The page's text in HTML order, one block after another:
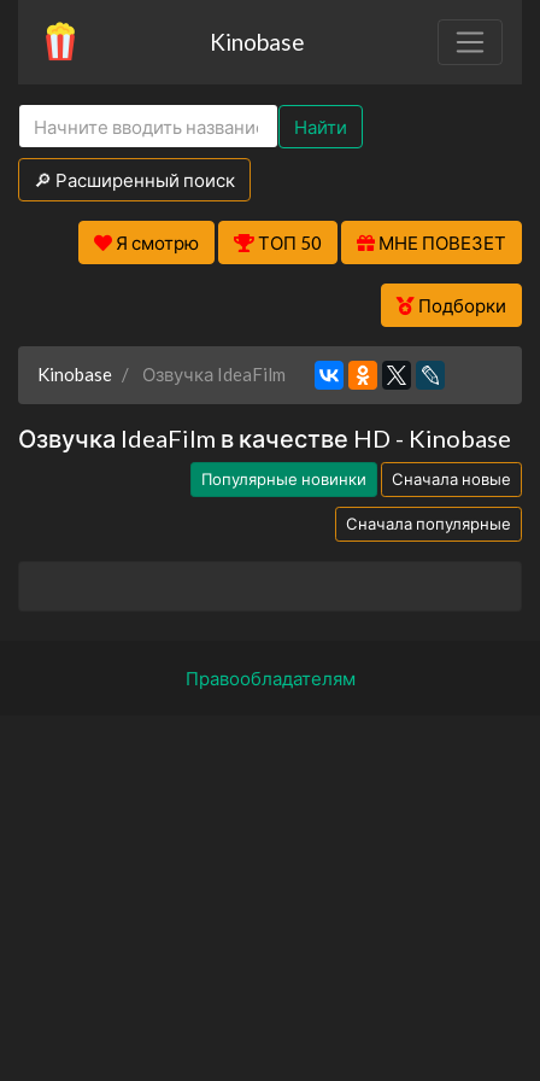
Kinobase
Найти
🔎 Расширенный поиск
Я смотрю ТОП 50 МНЕ ПОВЕЗЕТ
Подборки
Kinobase Озвучка IdeaFilm
Озвучка IdeaFilm в качестве HD - Kinobase
Популярные новинки Сначала новые
Сначала популярные
Правообладателям